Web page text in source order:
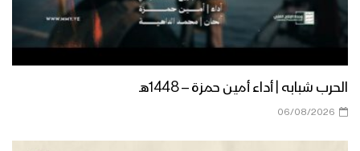
الحرب شبابه | أداء أمين حمزة – 1448هـ
06/08/2026